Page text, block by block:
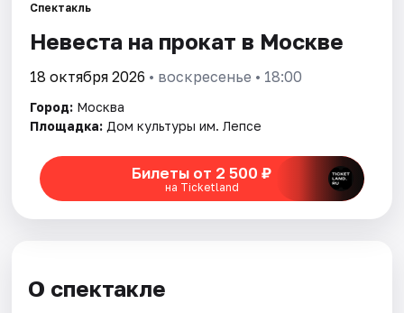
Спектакль
Невеста на прокат в Москве
18 октября 2026 • воскресенье • 18:00
Город: Москва
Площадка: Дом культуры им. Лепсе
Билеты от 2 500 ₽
на Ticketland
О спектакле